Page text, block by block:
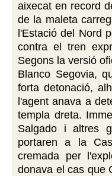
aixecat en record
de la maleta
l'Estació del Nord
contra el tren
Segons la versió
Blanco Segovia,
forta detonació,
l'agent anava a
templa dreta.
Salgado i altres
portaren a la
cremada per
donava el cas que